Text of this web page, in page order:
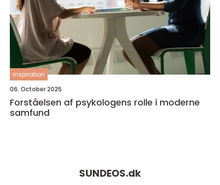
inspiration
06. October 2025
Forståelsen af psykologens rolle i moderne
samfund
SUNDEOS.dk